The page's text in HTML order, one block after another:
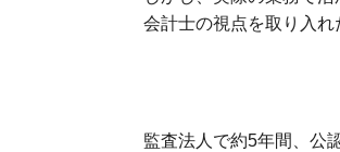
会計士の視点を取り入れ
監査法人で約5年間、公